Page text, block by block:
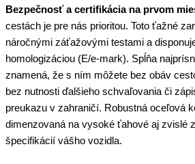
Bezpečnosť a certifikácia na prvom
cestách je pre nás prioritou. Toto ťažné
náročnými záťažovými testami a
homologizáciou (E/e-mark). Spĺňa
znamená, že s ním môžete bez obáv
bez nutnosti ďalšieho schvaľovania či
preukazu v zahraničí. Robustná oceľová
dimenzovaná na vysoké ťahové aj zvislé
špecifikácií vášho vozidla.